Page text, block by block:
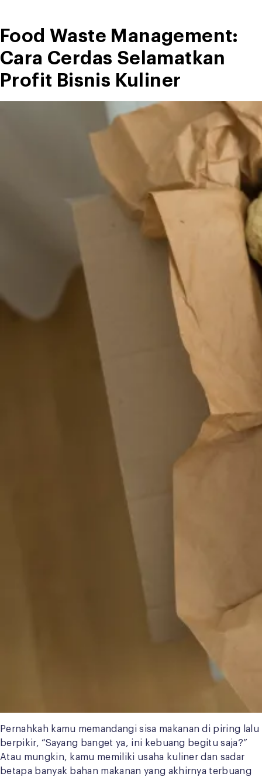
Bisnis”
Food Waste Management:
Cara Cerdas Selamatkan
Profit Bisnis Kuliner
Pernahkah kamu memandangi sisa makanan di piring lalu
berpikir, “Sayang banget ya, ini kebuang begitu saja?”
Atau mungkin, kamu memiliki usaha kuliner dan sadar
betapa banyak bahan makanan yang akhirnya terbuang